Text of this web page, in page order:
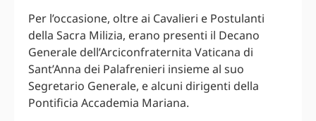
Per l’occasione, oltre ai Cavalieri e Postulanti
della Sacra Milizia, erano presenti il Decano
Generale dell’Arciconfraternita Vaticana di
Sant’Anna dei Palafrenieri insieme al suo
Segretario Generale, e alcuni dirigenti della
Pontificia Accademia Mariana.